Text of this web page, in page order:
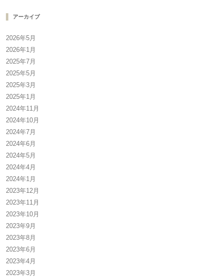
アーカイブ
2026年5月
2026年1月
2025年7月
2025年5月
2025年3月
2025年1月
2024年11月
2024年10月
2024年7月
2024年6月
2024年5月
2024年4月
2024年1月
2023年12月
2023年11月
2023年10月
2023年9月
2023年8月
2023年6月
2023年4月
2023年3月